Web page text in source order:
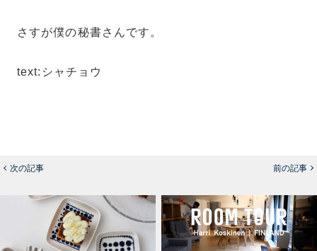
さすが僕の秘書さんです。
text:シャチョウ
次の記事 前の記事